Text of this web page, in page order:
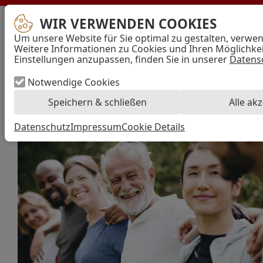
WIR VERWENDEN COOKIES
Um unsere Website für Sie optimal zu gestalten,
Weitere Informationen zu Cookies und Ihren
Einstellungen anzupassen, finden Sie in unserer
Notwendige Cookies
Speichern & schließen
Alle
DatenschutzImpressumCookie Details
AWO
Bremen
–
Arbeiterwohlfahrt
Hansestadt
Bremen